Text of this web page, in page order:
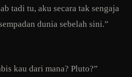
tadi tu, aku secara tak sengaja
dunia sebelah sini.”
kau dari mana? Pluto?”